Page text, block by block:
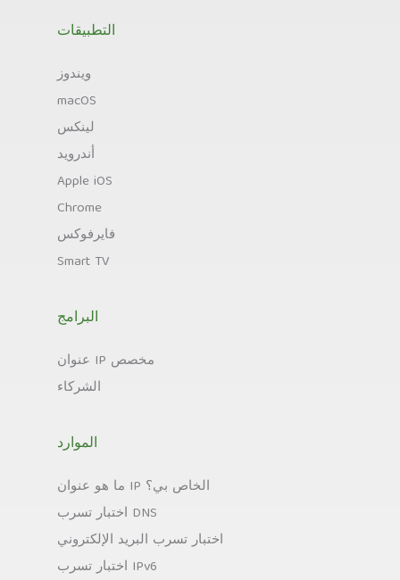
التطبيقات
ويندوز
macOS
لينكس
أندرويد
Apple iOS
Chrome
فايرفوكس
Smart TV
البرامج
عنوان IP مخصص
الشركاء
الموارد
ما هو عنوان IP الخاص بي؟
اختبار تسرب DNS
اختبار تسرب البريد الإلكتروني
اختبار تسرب IPv6